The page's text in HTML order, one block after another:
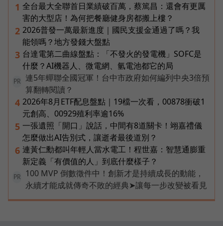
1 全台最大全聯首日業績破百萬，蔡篤昌：還會有更厲
害的大型店！為何把餐廳健身房都搬上樓？
2 2026普發一萬最新進度｜國民支援金通過了嗎？我
能領嗎？地方發錢大盤點
3 台達電第二曲線盤點：「不發火的發電機」SOFC是
什麼？AI機器人、微電網、氫電池都它的局
PR
連5年蟬聯全國冠軍！台中市政府如何編列中央3倍預
算翻轉閱讀？
4 2026年8月ETF配息盤點｜19檔一次看，00878衝破1
元創高、00929殖利率逾16%
5 一張遺照「開口」說話，中間有8道關卡！翊嘉禮儀
怎麼做出AI告別式，讓逝者最後道別？
6 連黃仁勳都叫年輕人當水電工！程世嘉：智慧通膨重
新定義「有價值的人」到底什麼樣子？
PR
100 MVP 倒數徵件中！創新才是持續成長的動能，
永續才能成就傳奇不敗的經典➤讓每一步改變被看見